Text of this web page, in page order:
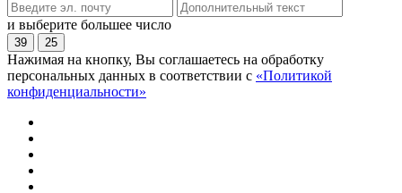
и выберите большее число
39 25
Нажимая на кнопку, Вы соглашаетесь на обработку
персональных данных в соответствии с «Политикой
конфиденциальности»